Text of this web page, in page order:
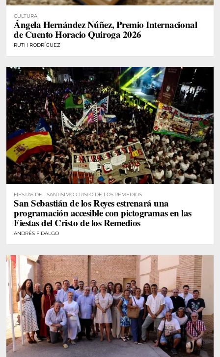
CULTURA
Ángela Hernández Núñez, Premio Internacional
de Cuento Horacio Quiroga 2026
RUTH RODRÍGUEZ
FIESTAS DEL SANTÍSIMO CRISTO DE LOS REMEDIOS
San Sebastián de los Reyes estrenará una
programación accesible con pictogramas en las
Fiestas del Cristo de los Remedios
ANDRÉS FIDALGO